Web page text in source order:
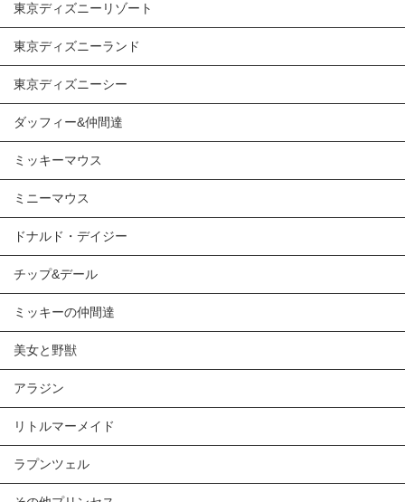
東京ディズニーリゾート
東京ディズニーランド
東京ディズニーシー
ダッフィー&仲間達
ミッキーマウス
ミニーマウス
ドナルド・デイジー
チップ&デール
ミッキーの仲間達
美女と野獣
アラジン
リトルマーメイド
ラプンツェル